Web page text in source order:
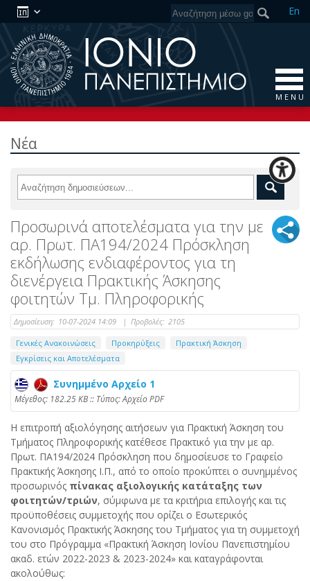
En
M E N U
Νέα
Προσωρινά αποτελέσματα για την με
αρ. Πρωτ. ΠΑ194/2024 Πρόσκληση
εκδήλωσης ενδιαφέροντος για τη
διενέργεια Πρακτικής Άσκησης
φοιτητών Τμ. Πληροφορικής
Δημοσίευση: 10-07-2024 14:09 | Προβολές: 2105
Γενικές Ανακοινώσεις Προκηρύξεις
Πρακτική Άσκηση
Εγκρίσεις και Αποτελέσματα
Συνημμένο Αρχείο 1
Mέγεθος: 182.25 KB :: Τύπος: Αρχείο PDF
Η επιτροπή αξιολόγησης αιτήσεων για Πρακτική Άσκηση του
Τμήματος Πληροφορικής κατέθεσε Πρακτικό για την με αρ.
Πρωτ. ΠΑ194/2024 Πρόσκληση που δημοσίευσε το Γραφείο
Πρακτικής Άσκησης Ι.Π., από το οποίο προκύπτει ο συνημμένος
προσωρινός πίνακας αξιολογικής κατάταξης των
φοιτητών/τριών, σύμφωνα με τα κριτήρια επιλογής και τις
προϋποθέσεις συμμετοχής που ορίζει ο Εσωτερικός
Κανονισμός Πρακτικής Άσκησης του Τμήματος για τη συμμετοχή
του στο Πρόγραμμα «Πρακτική Άσκηση Ιονίου Πανεπιστημίου
ακαδ. ετών 2022-2023 & 2023-2024» και καταγράφονται
ακολούθως: